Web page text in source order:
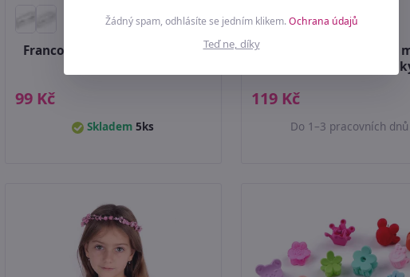
Francouzská spona do vlasů s
99 Kč
Skladem5ks
+
Skřipec do vlasů kovový
broušenými
119 Kč
Do 1–3 pracovních dnů
Žádný spam, odhlásíte se jedním klikem.Ochrana údajů
Teď ne, díky